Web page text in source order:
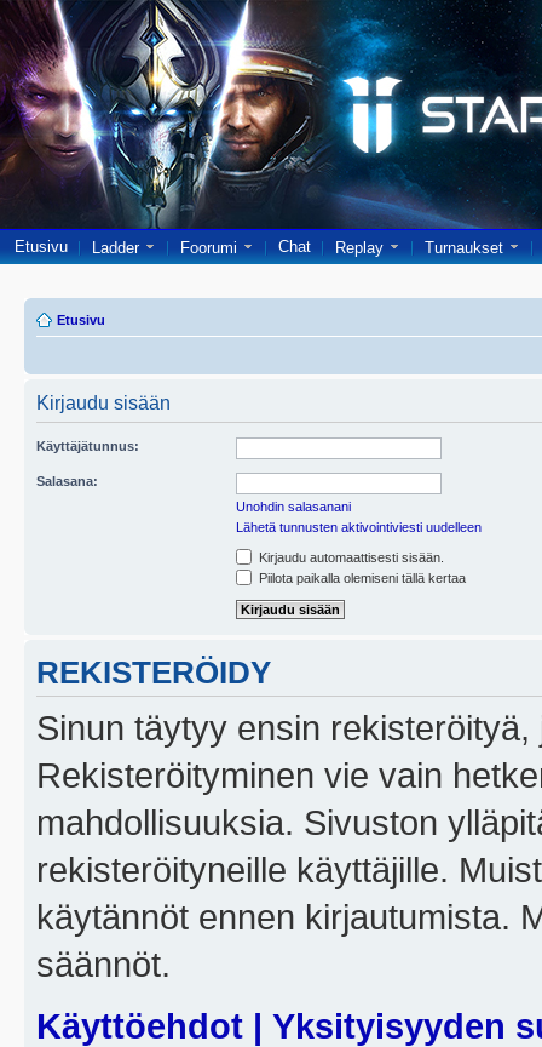
Etusivu Ladder Foorumi Chat Replay Turnaukset
Etusivu
Kirjaudu sisään
Käyttäjätunnus:
Salasana:
Unohdin salasanani
Lähetä tunnusten aktivointiviesti uudelleen
Kirjaudu automaattisesti sisään.
Piilota paikalla olemiseni tällä kertaa
REKISTERÖIDY
Sinun täytyy ensin
Rekisteröityminen vie vain
mahdollisuuksia. Sivuston
rekisteröityneille käyttäjille.
käytännöt ennen kirjautumista.
säännöt.
Käyttöehdot | Yksityisyyden